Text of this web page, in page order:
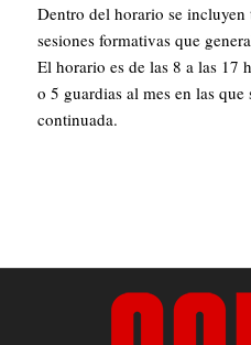
Dentro del horario se incluyen
sesiones formativas que
El horario es de las 8 a las 17
o 5 guardias al mes en las
continuada.